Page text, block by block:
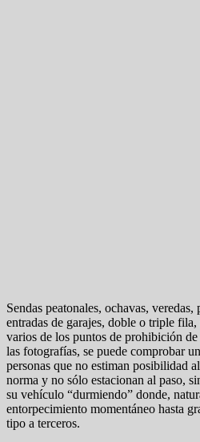
Sendas peatonales, ochavas, veredas,
entradas de garajes, doble o triple fila,
varios de los puntos de prohibición
las fotografías, se puede comprobar
personas que no estiman posibilidad
norma y no sólo estacionan al paso,
su vehículo “durmiendo” donde,
entorpecimiento momentáneo hasta
tipo a terceros.